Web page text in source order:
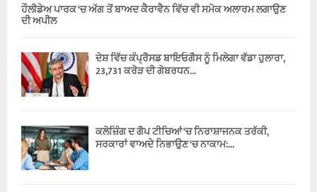
ਹੌਲੀਡੇਅ ਪਾਰਕ ‘ਚ ਅੱਗ ਤੋਂ ਬਾਅਦ ਕੈਰਾਵੈਨ ਵਿੱਚ ਵੀ ਸਮੋਕ ਅਲਾਰਮ ਲਗਾਉਣ
ਦੀ ਅਪੀਲ
ਦੇਸ਼ ਵਿੱਚ ਕੰਪ੍ਰੈਸਡ ਬਾਇਓਗੈਸ ਨੂੰ ਮਿਲੇਗਾ ਵੱਡਾ ਹੁਲਾਰਾ,
23,731 ਕਰੋੜ ਦੀ ਗੋਬਰਧਨ...
ਕਲੋਜ਼ਿੰਗ ਦ ਗੈਪ ਟੀਚਿਆਂ ‘ਚ ਨਿਰਾਸ਼ਾਜਨਕ ਤਰੱਕੀ,
ਸਰਕਾਰਾਂ ਵਾਅਦੇ ਨਿਭਾਉਣ ‘ਚ ਨਾਕਾਮ:...